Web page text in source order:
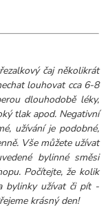
čaj několikrát
louhovat cca 6-8
dlouhodobě léky,
tlak apod. Negativní
užívání je podobné,
Vše můžete užívat
bylinné směsi
Počítejte, že kolik
bylinky užívat či pít -
krásný den!